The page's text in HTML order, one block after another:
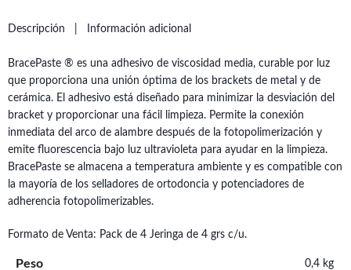
Descripción Información adicional
BracePaste ® es una adhesivo de viscosidad media, curable por luz
que proporciona una unión óptima de los brackets de metal y de
cerámica. El adhesivo está diseñado para minimizar la desviación del
bracket y proporcionar una fácil limpieza. Permite la conexión
inmediata del arco de alambre después de la fotopolimerización y
emite fluorescencia bajo luz ultravioleta para ayudar en la limpieza.
BracePaste se almacena a temperatura ambiente y es compatible con
la mayoría de los selladores de ortodoncia y potenciadores de
adherencia fotopolimerizables.
Formato de Venta: Pack de 4 Jeringa de 4 grs c/u.
Peso 0,4 kg